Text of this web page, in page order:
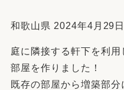
和歌山県 2024年4月29日
庭に隣接する軒下を利
部屋を作りました！
既存の部屋から増築部